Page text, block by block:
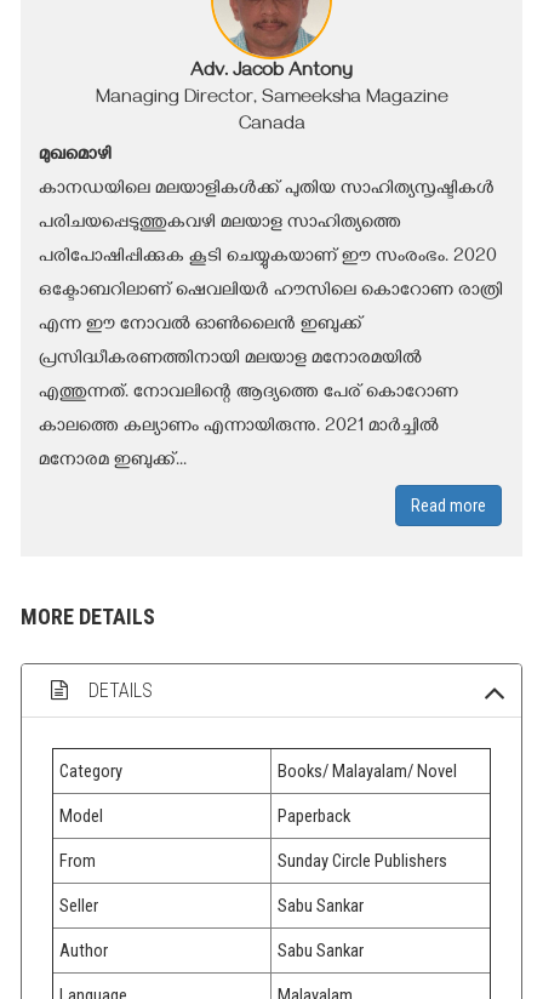
Adv. Jacob Antony
Managing Director, Sameeksha Magazine
Canada
മുഖമൊഴി
കാനഡയിലെ മലയാളികൾക്ക് പുതിയ സാഹിത്യസൃഷ്ടികൾ
പരിചയപ്പെടുത്തുകവഴി മലയാള സാഹിത്യത്തെ
പരിപോഷിപ്പിക്കുക കൂടി ചെയ്യുകയാണ് ഈ സംരംഭം. 2020
ഒക്ടോബറിലാണ് ഷെവലിയർ ഹൗസിലെ കൊറോണ രാത്രി
എന്ന ഈ നോവൽ ഓൺലൈൻ ഇബുക്ക്
പ്രസിദ്ധീകരണത്തിനായി മലയാള മനോരമയിൽ
എത്തുന്നത്. നോവലിന്റെ ആദ്യത്തെ പേര് കൊറോണ
കാലത്തെ കല്യാണം എന്നായിരുന്നു. 2021 മാർച്ചിൽ
മനോരമ ഇബുക്ക്...
Read more
MORE DETAILS
DETAILS
Category Books/ Malayalam/ Novel
Model Paperback
From Sunday Circle Publishers
Seller Sabu Sankar
Author Sabu Sankar